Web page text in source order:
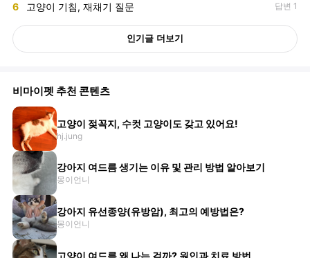
6 고양이 기침, 재채기 질문 답변 1
인기글 더보기
비마이펫 추천 콘텐츠
고양이 젖꼭지, 수컷 고양이도 갖고 있어요!
hj.jung
강아지 여드름 생기는 이유 및 관리 방법 알아보기
몽이언니
강아지 유선종양(유방암), 최고의 예방법은?
몽이언니
고양이 여드름 왜 나는 걸까? 원인과 치료 방법